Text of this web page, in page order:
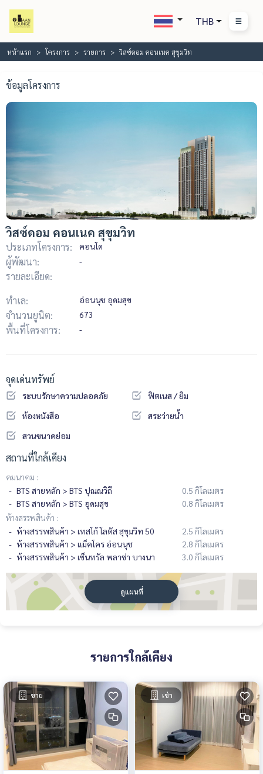
THB
หน้าแรก โครงการ รายการ วิสซ์ดอม คอนเนค สุขุมวิท
ข้อมูลโครงการ
วิสซ์ดอม คอนเนค สุขุมวิท
ประเภทโครงการ: คอนโด
ผู้พัฒนา: -
รายละเอียด:
ทำเล:
อ่อนนุช อุดมสุข
จำนวนยูนิต: 673
พื้นที่โครงการ: -
จุดเด่นทรัพย์
ระบบรักษาความปลอดภัย
ฟิตเนส / ยิม
ห้องหนังสือ
สระว่ายน้ำ
สวนขนาดย่อม
สถานที่ใกล้เคียง
คมนาคม :
BTS สายหลัก > BTS ปุณณวิถี
0.5 กิโลเมตร
BTS สายหลัก > BTS อุดมสุข
0.8 กิโลเมตร
ห้างสรรพสินค้า :
ห้างสรรพสินค้า > เทสโก้ โลตัส สุขุมวิท 50
2.5 กิโลเมตร
ห้างสรรพสินค้า > แม็คโคร อ่อนนุช
2.8 กิโลเมตร
ห้างสรรพสินค้า > เซ็นทรัล พลาซ่า บางนา
3.0 กิโลเมตร
ดูแผนที่
รายการใกล้เคียง
ขาย เช่า